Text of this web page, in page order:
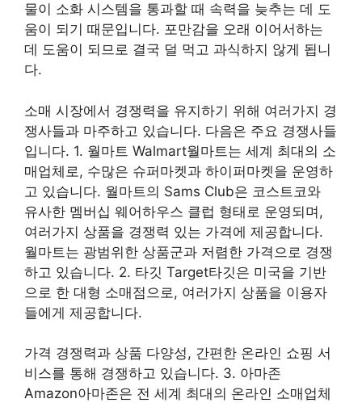
물이 소화 시스템을 통과할 때 속력을 늦추는 데 도
움이 되기 때문입니다. 포만감을 오래 이어서하는
데 도움이 되므로 결국 덜 먹고 과식하지 않게 됩니
다.
소매 시장에서 경쟁력을 유지하기 위해 여러가지 경
쟁사들과 마주하고 있습니다. 다음은 주요 경쟁사들
입니다. 1. 월마트 Walmart월마트는 세계 최대의 소
매업체로, 수많은 슈퍼마켓과 하이퍼마켓을 운영하
고 있습니다. 월마트의 Sams Club은 코스트코와
유사한 멤버십 웨어하우스 클럽 형태로 운영되며,
여러가지 상품을 경쟁력 있는 가격에 제공합니다.
월마트는 광범위한 상품군과 저렴한 가격으로 경쟁
하고 있습니다. 2. 타깃 Target타깃은 미국을 기반
으로 한 대형 소매점으로, 여러가지 상품을 이용자
들에게 제공합니다.
가격 경쟁력과 상품 다양성, 간편한 온라인 쇼핑 서
비스를 통해 경쟁하고 있습니다. 3. 아마존
Amazon아마존은 전 세계 최대의 온라인 소매업체